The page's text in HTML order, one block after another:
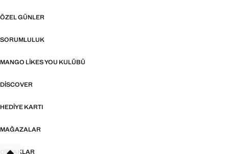
ÖZEL GÜNLER
SORUMLULUK
MANGO LIKES YOU KULÜBÜ
DISCOVER
HEDIYE KARTI
MAĞAZALAR
ORTAKLAR